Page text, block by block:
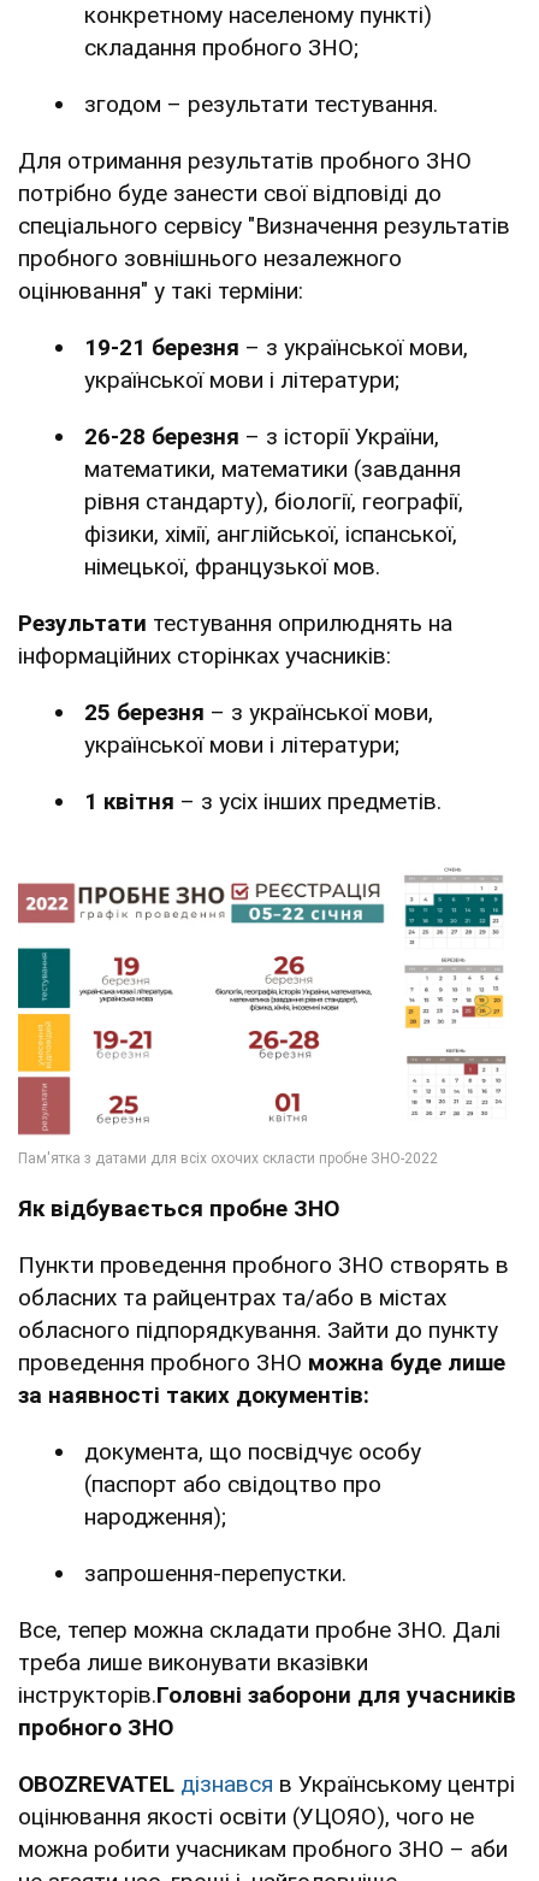
конкретному населеному пункті)
складання пробного ЗНО;
згодом – результати тестування.
Для отримання результатів пробного ЗНО
потрібно буде занести свої відповіді до
спеціального сервісу "Визначення результатів
пробного зовнішнього незалежного
оцінювання" у такі терміни:
19-21 березня – з української мови,
української мови і літератури;
26-28 березня – з історії України,
математики, математики (завдання
рівня стандарту), біології, географії,
фізики, хімії, англійської, іспанської,
німецької, французької мов.
Результати тестування оприлюднять на
інформаційних сторінках учасників:
25 березня – з української мови,
української мови і літератури;
1 квітня – з усіх інших предметів.
Як відбувається пробне ЗНО
Пункти проведення пробного ЗНО створять в
обласних та райцентрах та/або в містах
обласного підпорядкування. Зайти до пункту
проведення пробного ЗНО можна буде лише
за наявності таких документів:
документа, що посвідчує особу
(паспорт або свідоцтво про
народження);
запрошення-перепустки.
Все, тепер можна складати пробне ЗНО. Далі
треба лише виконувати вказівки
інструкторів.Головні заборони для учасників
пробного ЗНО
OBOZREVATEL дізнався в Українському центрі
оцінювання якості освіти (УЦОЯО), чого не
можна робити учасникам пробного ЗНО – аби